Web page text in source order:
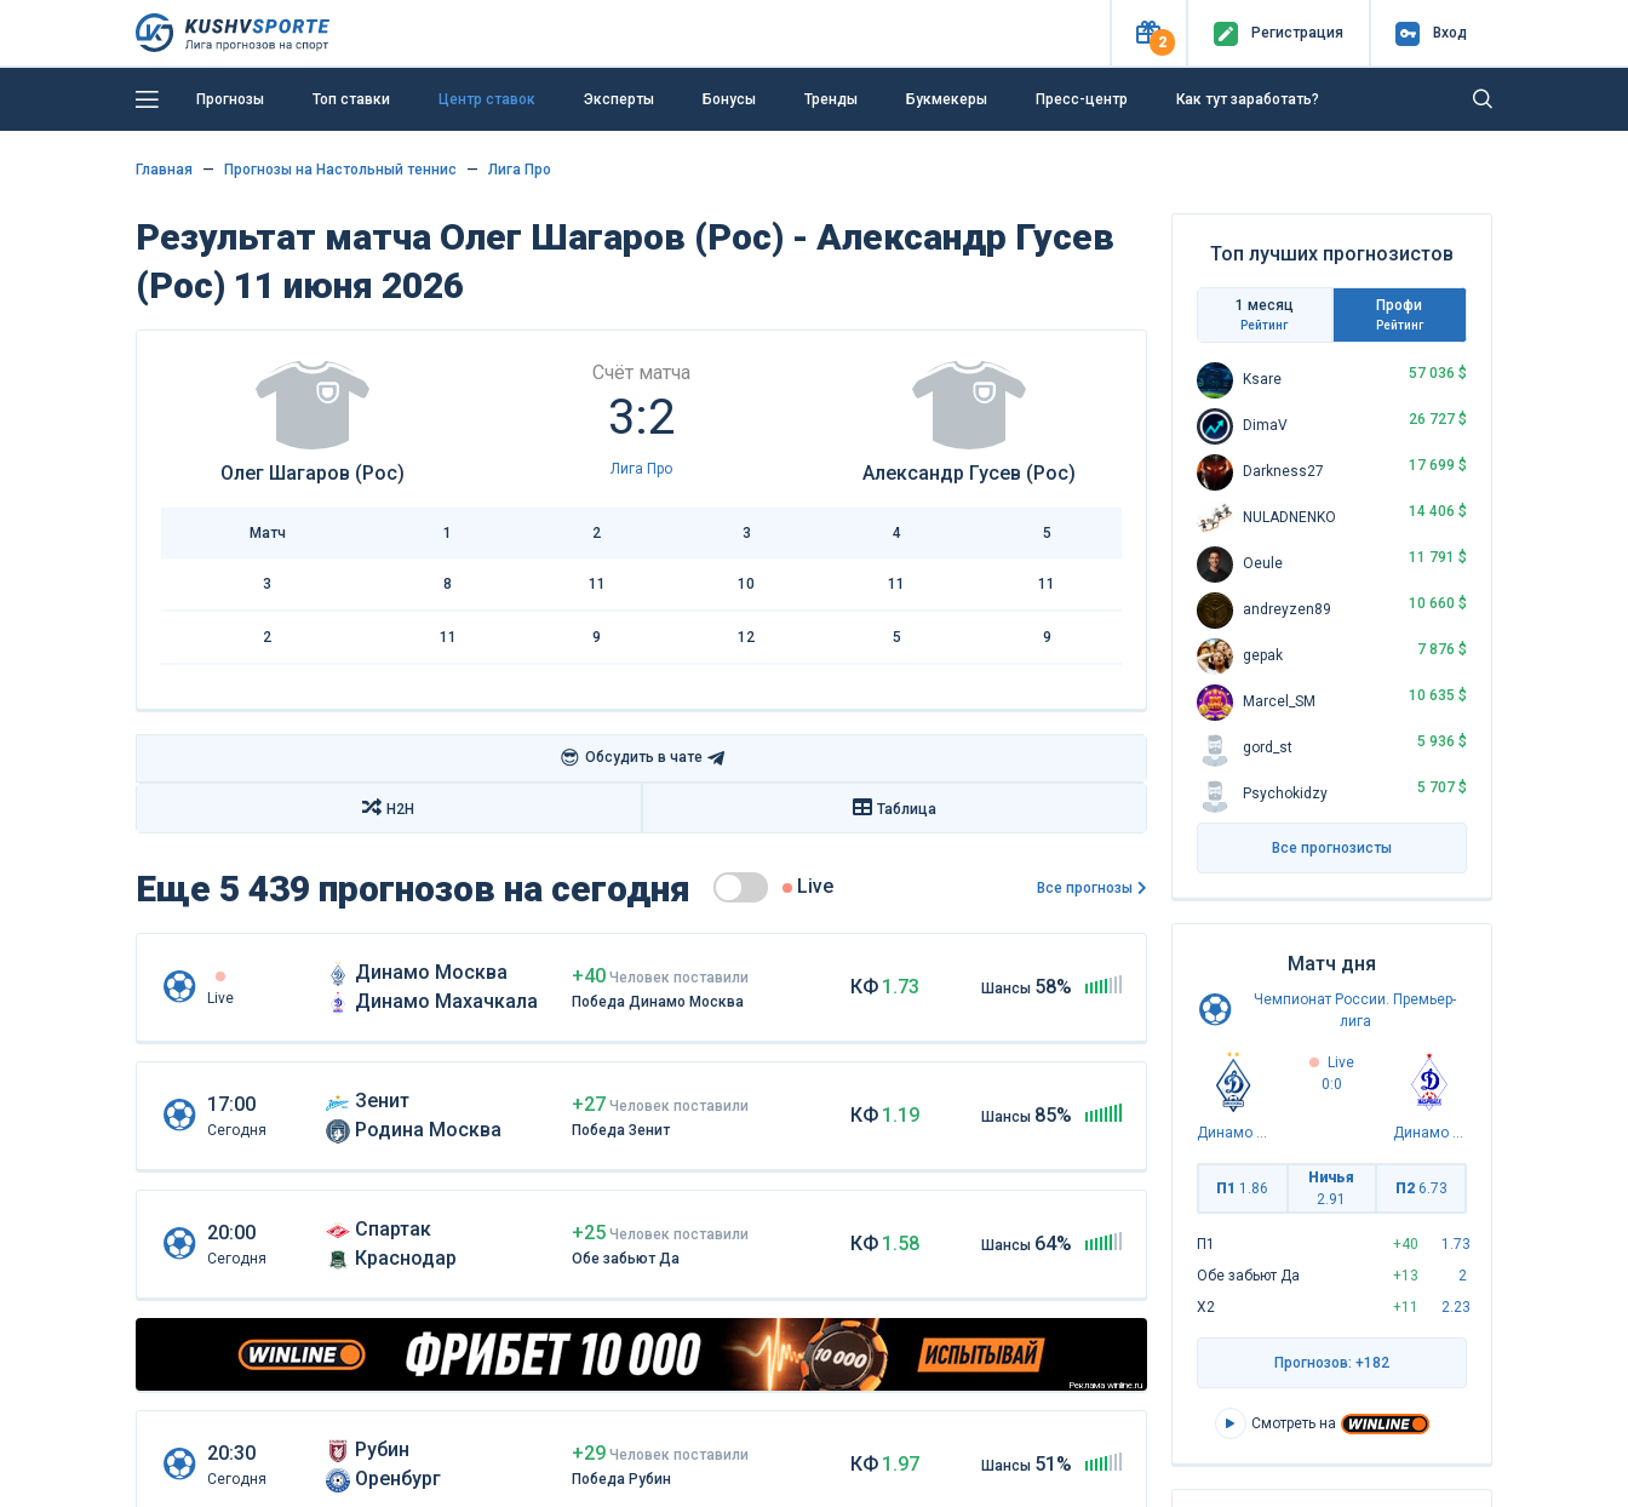
2
Регистрация Вход
Прогнозы Топ ставки Центр ставок Эксперты Бонусы Тренды Букмекеры Пресс-центр Как тут заработать?
Главная Прогнозы на Настольный теннис Лига Про
Результат матча Олег Шагаров (Рос) - Александр Гусев
(Рос) 11 июня 2026
Олег Шагаров (Рос)
Счёт матча
3:2
Лига Про Александр Гусев (Рос)
Матч 1 2 3 4 5
3 8 11 10 11 11
2 11 9 12 5 9
😎 Обсудить в чате
H2H Таблица
Еще 5 439 прогнозов на сегодня Live Все прогнозы
Live
Динамо Москва
Динамо Махачкала
+40 Человек поставили
Победа Динамо Москва
КФ 1.73 Шансы 58%
17:00
Сегодня
Зенит
Родина Москва
+27 Человек поставили
Победа Зенит
КФ 1.19 Шансы 85%
20:00
Сегодня
Спартак
Краснодар
+25 Человек поставили
Обе забьют Да
КФ 1.58 Шансы 64%
Реклама winline.ru
20:30
Сегодня
Рубин
Оренбург
+29 Человек поставили
Победа Рубин
КФ 1.97 Шансы 51%
Топ лучших прогнозистов
1 месяц
Рейтинг
Профи
Рейтинг
Ksare 57 036 $
DimaV 26 727 $
Darkness27 17 699 $
NULADNENKO 14 406 $
Oeule 11 791 $
andreyzen89 10 660 $
gepak 7 876 $
Marcel_SM 10 635 $
gord_st 5 936 $
Psychokidzy 5 707 $
Все прогнозисты
Матч дня
Чемпионат России. Премьер-
лига
Динамо Москва
Live
0:0
Динамо Махачкала
П1 1.86
Ничья
2.91
П2 6.73
П1 +40
1.73
Обе забьют Да
+13
2
Х2
+11 2.23
Прогнозов: +182
Смотреть на